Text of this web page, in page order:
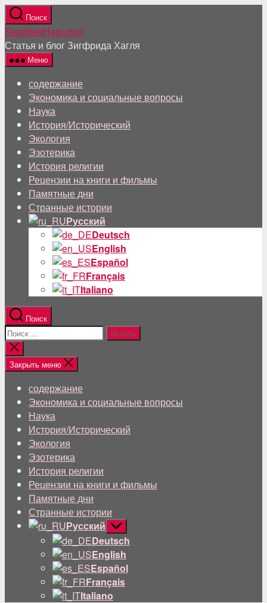
Перейти
к
содержанию
Поиск
SiegfriedHagl.com
Статья и блог Зигфрида Хагля
Меню
содержание
Экономика и социальные вопросы
Наука
История/Исторический
Экология
Эзотерика
История религии
Рецензии на книги и фильмы
Памятные дни
Странные истории
Русский
Deutsch
English
Español
Français
Italiano
Поиск
Поиск:
Близкий
поиск
Закрыть меню
содержание
Экономика и социальные вопросы
Наука
История/Исторический
Экология
Эзотерика
История религии
Рецензии на книги и фильмы
Памятные дни
Странные истории
Русский Показывать
подменю
Deutsch
English
Español
Français
Italiano